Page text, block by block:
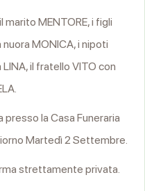
MENTORE, i figli
nuora MONICA, i nipoti
LINA, il fratello VITO con
la Casa Funeraria
Martedì 2 Settembre.
strettamente privata.